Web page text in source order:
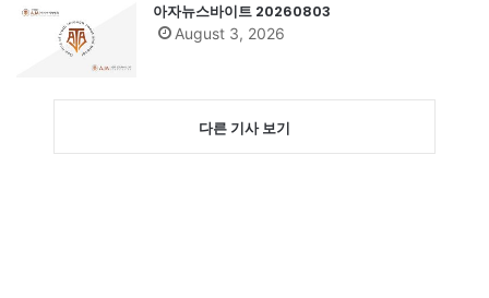
아자뉴스바이트 20260803
August 3, 2026
다른 기사 보기